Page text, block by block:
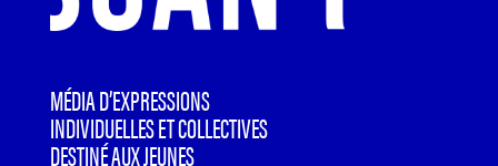
MÉDIA D’EXPRESSIONS
INDIVIDUELLES ET COLLECTIVES
DESTINÉ AUX JEUNES